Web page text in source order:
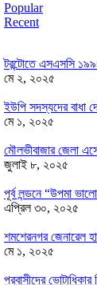
Popular
Recent
টরন্টোতে এসএসসি
মে ২, ২০২৫
ইউপি সদস্যদের বাধা
মে ১, ২০২৫
মৌলভীবাজার জেলা
জুলাই ৮, ২০২৫
পূর্ব লন্ডনে “উপমা
এপ্রিল ৩০, ২০২৫
শমশেরনগর জেনারেল
মে ১, ২০২৫
প্রবাসীদের ভোটাধিকার